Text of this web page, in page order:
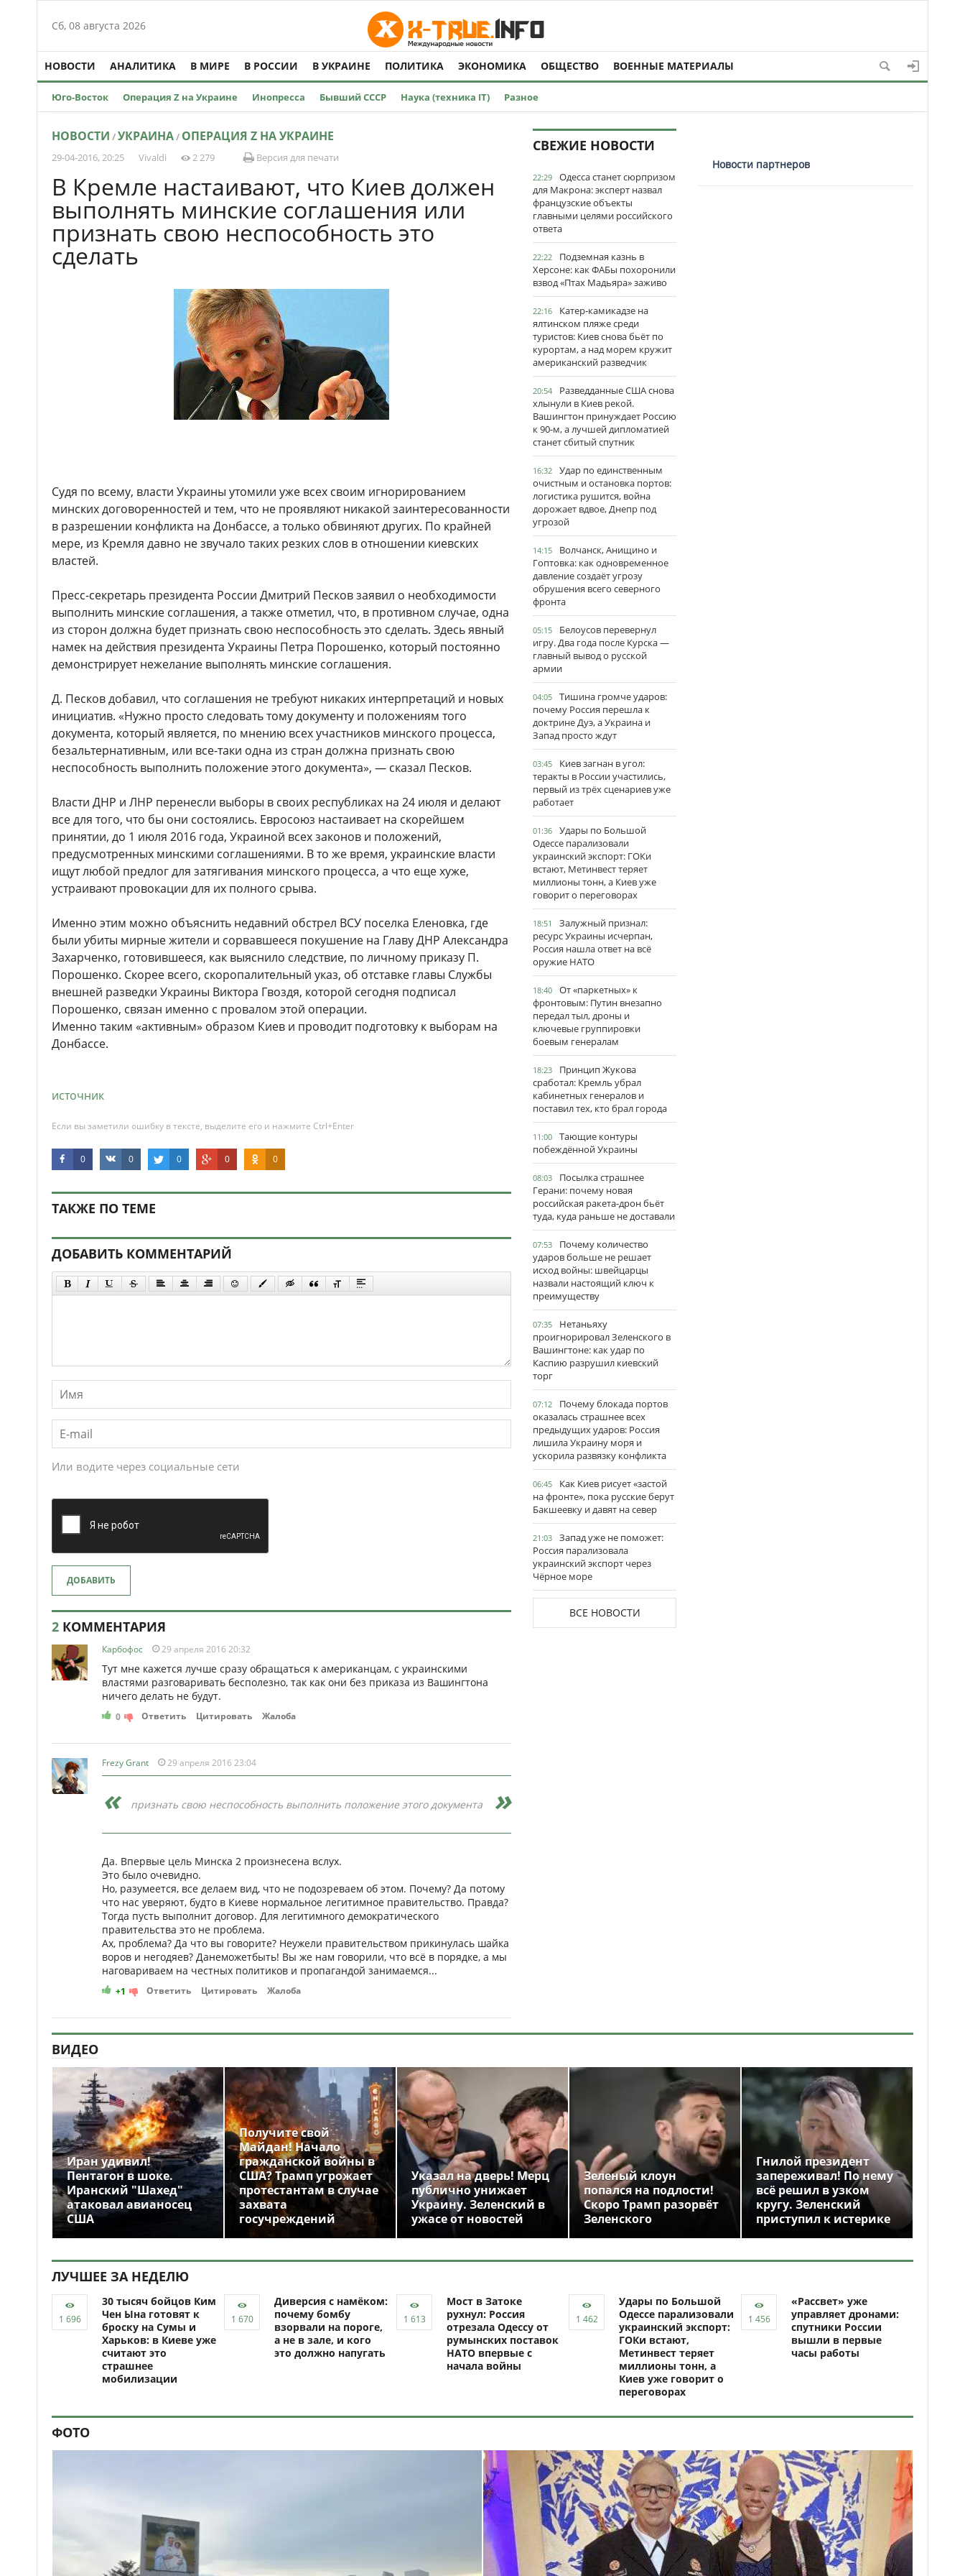
Сб, 08 августа 2026
НОВОСТИ АНАЛИТИКА В МИРЕ В РОССИИ В УКРАИНЕ ПОЛИТИКА ЭКОНОМИКА ОБЩЕСТВО ВОЕННЫЕ МАТЕРИАЛЫ
Юго-Восток Операция Z на Украине Инопресса Бывший СССР Наука (техника IT) Разное
НОВОСТИ /УКРАИНА/ ОПЕРАЦИЯ Z НА УКРАИНЕ
29-04-2016, 20:25 Vivaldi 2 279 Версия для печати
В Кремле настаивают, что Киев должен
выполнять минские соглашения или
признать свою неспособность это
сделать
Судя по всему, власти Украины утомили уже всех своим игнорированием
минских договоренностей и тем, что не проявляют никакой заинтересованности
в разрешении конфликта на Донбассе, а только обвиняют других. По крайней
мере, из Кремля давно не звучало таких резких слов в отношении киевских
властей.
Пресс-секретарь президента России Дмитрий Песков заявил о необходимости
выполнить минские соглашения, а также отметил, что, в противном случае, одна
из сторон должна будет признать свою неспособность это сделать. Здесь явный
намек на действия президента Украины Петра Порошенко, который постоянно
демонстрирует нежелание выполнять минские соглашения.
Д. Песков добавил, что соглашения не требуют никаких интерпретаций и новых
инициатив. «Нужно просто следовать тому документу и положениям того
документа, который является, по мнению всех участников минского процесса,
безальтернативным, или все-таки одна из стран должна признать свою
неспособность выполнить положение этого документа», — сказал Песков.
Власти ДНР и ЛНР перенесли выборы в своих республиках на 24 июля и делают
все для того, что бы они состоялись. Евросоюз настаивает на скорейшем
принятии, до 1 июля 2016 года, Украиной всех законов и положений,
предусмотренных минскими соглашениями. В то же время, украинские власти
ищут любой предлог для затягивания минского процесса, а что еще хуже,
устраивают провокации для их полного срыва.
Именно этим можно объяснить недавний обстрел ВСУ поселка Еленовка, где
были убиты мирные жители и сорвавшееся покушение на Главу ДНР Александра
Захарченко, готовившееся, как выяснило следствие, по личному приказу П.
Порошенко. Скорее всего, скоропалительный указ, об отставке главы Службы
внешней разведки Украины Виктора Гвоздя, которой сегодня подписал
Порошенко, связан именно с провалом этой операции.
Именно таким «активным» образом Киев и проводит подготовку к выборам на
Донбассе.
источник
Если вы заметили ошибку в тексте, выделите его и нажмите Ctrl+Enter
0 0 0 0 0
ТАКЖЕ ПО ТЕМЕ
ДОБАВИТЬ КОММЕНТАРИЙ
Или водите через социальные сети
ДОБАВИТЬ
2 КОММЕНТАРИЯ
Карбофос 29 апреля 2016 20:32
Тут мне кажется лучше сразу обращаться к американцам, с украинскими
властями разговаривать бесполезно, так как они без приказа из Вашингтона
ничего делать не будут.
0 Ответить Цитировать Жалоба
Frezy Grant 29 апреля 2016 23:04
признать свою неспособность выполнить положение этого документа
Да. Впервые цель Минска 2 произнесена вслух.
Это было очевидно.
Но, разумеется, все делаем вид, что не подозреваем об этом. Почему? Да потому
что нас уверяют, будто в Киеве нормальное легитимное правительство. Правда?
Тогда пусть выполнит договор. Для легитимного демократического
правительства это не проблема.
Ах, проблема? Да что вы говорите? Неужели правительством прикинулась шайка
воров и негодяев? Данеможетбыть! Вы же нам говорили, что всё в порядке, а мы
наговариваем на честных политиков и пропагандой занимаемся...
+1 Ответить Цитировать Жалоба
СВЕЖИЕ НОВОСТИ
22:29
Одесса станет сюрпризом
для Макрона: эксперт назвал
французские объекты
главными целями российского
ответа
22:22
Подземная казнь в
Херсоне: как ФАБы похоронили
взвод «Птах Мадьяра» заживо
22:16
Катер-камикадзе на
ялтинском пляже среди
туристов: Киев снова бьёт по
курортам, а над морем кружит
американский разведчик
20:54
Разведданные США снова
хлынули в Киев рекой.
Вашингтон принуждает Россию
к 90-м, а лучшей дипломатией
станет сбитый спутник
16:32
Удар по единственным
очистным и остановка портов:
логистика рушится, война
дорожает вдвое, Днепр под
угрозой
14:15
Волчанск, Анищино и
Гоптовка: как одновременное
давление создаёт угрозу
обрушения всего северного
фронта
05:15
Белоусов перевернул
игру. Два года после Курска —
главный вывод о русской
армии
04:05
Тишина громче ударов:
почему Россия перешла к
доктрине Дуэ, а Украина и
Запад просто ждут
03:45
Киев загнан в угол:
теракты в России участились,
первый из трёх сценариев уже
работает
01:36
Удары по Большой
Одессе парализовали
украинский экспорт: ГОКи
встают, Метинвест теряет
миллионы тонн, а Киев уже
говорит о переговорах
18:51
Залужный признал:
ресурс Украины исчерпан,
Россия нашла ответ на всё
оружие НАТО
18:40
От «паркетных» к
фронтовым: Путин внезапно
передал тыл, дроны и
ключевые группировки
боевым генералам
18:23
Принцип Жукова
сработал: Кремль убрал
кабинетных генералов и
поставил тех, кто брал города
11:00
Тающие контуры
побеждённой Украины
08:03
Посылка страшнее
Герани: почему новая
российская ракета-дрон бьёт
туда, куда раньше не доставали
07:53
Почему количество
ударов больше не решает
исход войны: швейцарцы
назвали настоящий ключ к
преимуществу
07:35
Нетаньяху
проигнорировал Зеленского в
Вашингтоне: как удар по
Каспию разрушил киевский
торг
07:12
Почему блокада портов
оказалась страшнее всех
предыдущих ударов: Россия
лишила Украину моря и
ускорила развязку конфликта
06:45
Как Киев рисует «застой
на фронте», пока русские берут
Бакшеевку и давят на север
21:03
Запад уже не поможет:
Россия парализовала
украинский экспорт через
Чёрное море
ВСЕ НОВОСТИ
Новости партнеров
ВИДЕО
Иран удивил!
Пентагон в шоке.
Иранский "Шахед"
атаковал авианосец
США
Получите свой
Майдан! Начало
гражданской войны в
США? Трамп угрожает
протестантам в случае
захвата
госучреждений
Указал на дверь! Мерц
публично унижает
Украину. Зеленский в
ужасе от новостей
Зеленый клоун
попался на подлости!
Скоро Трамп разорвёт
Зеленского
Гнилой президент
запереживал! По нему
всё решил в узком
кругу. Зеленский
приступил к истерике
ЛУЧШЕЕ ЗА НЕДЕЛЮ
30 тысяч бойцов Ким
Чен Ына готовят к
броску на Сумы и
Харьков: в Киеве уже
считают это
страшнее
мобилизации
Диверсия с намёком:
почему бомбу
взорвали на пороге,
а не в зале, и кого
это должно напугать
Мост в Затоке
рухнул: Россия
отрезала Одессу от
румынских поставок
НАТО впервые с
начала войны
Удары по Большой
Одессе парализовали
украинский экспорт:
ГОКи встают,
Метинвест теряет
миллионы тонн, а
Киев уже говорит о
переговорах
«Рассвет» уже
управляет дронами:
спутники России
вышли в первые
часы работы
ФОТО